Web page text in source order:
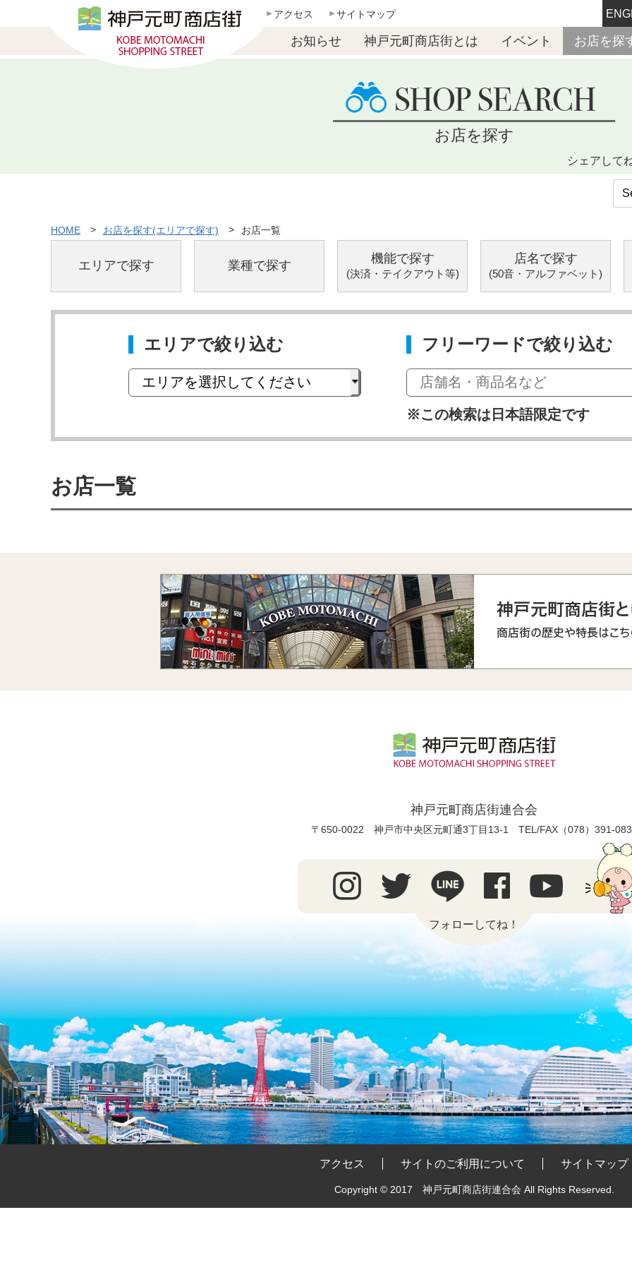
アクセス サイトマップ
お知らせ 神戸元町商店街とは イベント お店を探
お店を探す
シェアして
HOME お店を探す(エリアで探す) お店一覧
エリアで探す 業種で探す 機能で探す
(決済・テイクアウト等)
店名で探す
(50音・アルファベット)
エリアで絞り込む フリーワードで絞り込む
※この検索は日本語限定です
お店一覧
神戸元町商店街連合会
〒650-0022 神戸市中央区元町通3丁目13-1 TEL/FAX（078）391-
フォローしてね！
アクセス サイトのご利用について サイトマップ
Copyright © 2017 神戸元町商店街連合会 All Rights Reserved.